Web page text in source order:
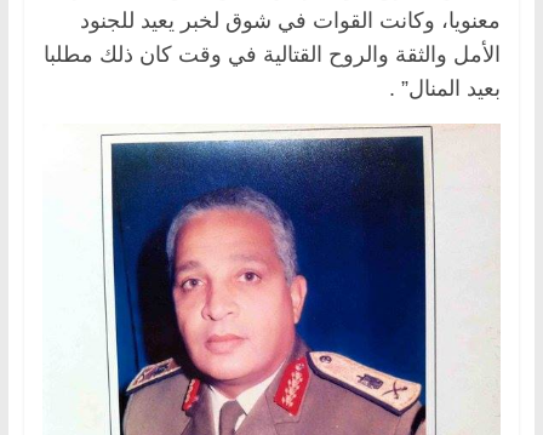
معنويا، وكانت القوات في شوق لخبر يعيد للجنود
الأمل والثقة والروح القتالية في وقت كان ذلك مطلبا
بعيد المنال” .